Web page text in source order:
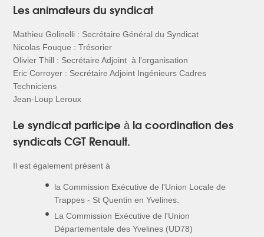
Les animateurs du syndicat
Mathieu Golinelli : Secrétaire Général du Syndicat
Nicolas Fouque : Trésorier
Olivier Thill : Secrétaire Adjoint à l'organisation
Eric Corroyer : Secrétaire Adjoint Ingénieurs Cadres
Techniciens
Jean-Loup Leroux
Le syndicat participe à la coordination des
syndicats CGT Renault.
Il est également présent à
la Commission Exécutive de l'Union Locale de
Trappes - St Quentin en Yvelines.
La Commission Exécutive de l'Union
Départementale des Yvelines (UD78)